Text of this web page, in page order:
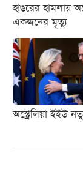
হাঙরের হামলায়
একজনের মৃত্যু
অস্ট্রেলিয়া ইইউ